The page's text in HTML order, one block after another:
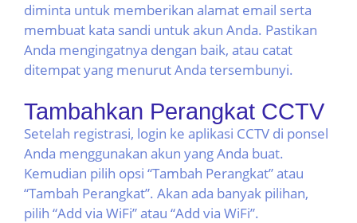
diminta untuk memberikan alamat email serta
membuat kata sandi untuk akun Anda. Pastikan
Anda mengingatnya dengan baik, atau catat
ditempat yang menurut Anda tersembunyi.
Tambahkan Perangkat CCTV
Setelah registrasi, login ke aplikasi CCTV di ponsel
Anda menggunakan akun yang Anda buat.
Kemudian pilih opsi “Tambah Perangkat” atau
“Tambah Perangkat”. Akan ada banyak pilihan,
pilih “Add via WiFi” atau “Add via WiFi”.